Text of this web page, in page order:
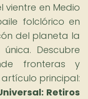
en Medio
folclórico en
del planeta la
Descubre
fronteras y
principal:
Retiros